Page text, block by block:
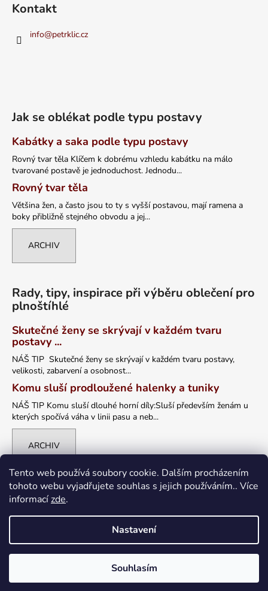
Tento web používá soubory cookie. Dalším procházením
tohoto webu vyjadřujete souhlas s jejich používáním.. Více
informacízde.
Nastavení
Souhlasím
Kontakt
info@petrklic.cz
Jak se oblékat podle typu postavy
Kabátky a saka podle typu postavy
Rovný tvar těla Klíčem k dobrému vzhledu kabátku na málo
tvarované postavě je jednoduchost. Jednodu...
Rovný tvar těla
Většina žen, a často jsou to ty s vyšší postavou, mají ramena a
boky přibližně stejného obvodu a jej...
ARCHIV
Rady, tipy, inspirace při výběru oblečení pro
plnoštíhlé
Skutečné ženy se skrývají v každém tvaru
postavy ...
NÁŠ TIP Skutečné ženy se skrývají v každém tvaru postavy,
velikosti, zabarvení a osobnost...
Komu sluší prodloužené halenky a tuniky
NÁŠ TIP Komu sluší dlouhé horní díly:Sluší především ženám u
kterých spočívá váha v linii pasu a neb...
ARCHIV
petrklic.cz. Všechna práva vyhrazena.